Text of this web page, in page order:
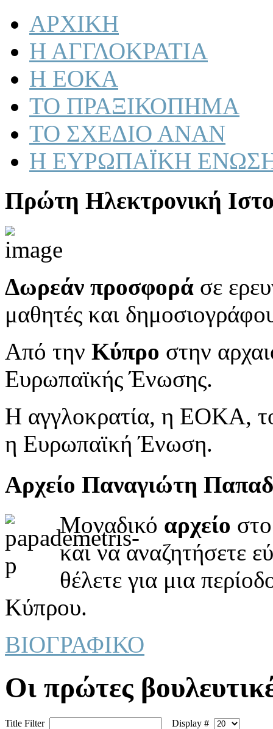
ΑΡΧΙΚΗ
Η ΑΓΓΛΟΚΡΑΤΙΑ
Η ΕΟΚΑ
ΤΟ ΠΡΑΞΙΚΟΠΗΜΑ
ΤΟ ΣΧΕΔΙΟ ΑΝΑΝ
Η ΕΥΡΩΠΑΪΚΗ
Πρώτη Ηλεκτρονική
Δωρεάν προσφορά σε
μαθητές και
Από την Κύπρο στην
Ευρωπαϊκής Ένωσης.
Η αγγλοκρατία, η ΕΟΚΑ,
η Ευρωπαϊκή Ένωση.
Αρχείο Παναγιώτη
Μοναδικό αρχείο
και να αναζητήσετε
θέλετε για μια
Κύπρου.
ΒΙΟΓΡΑΦΙΚΟ
Οι πρώτες
Title Filter
Display #